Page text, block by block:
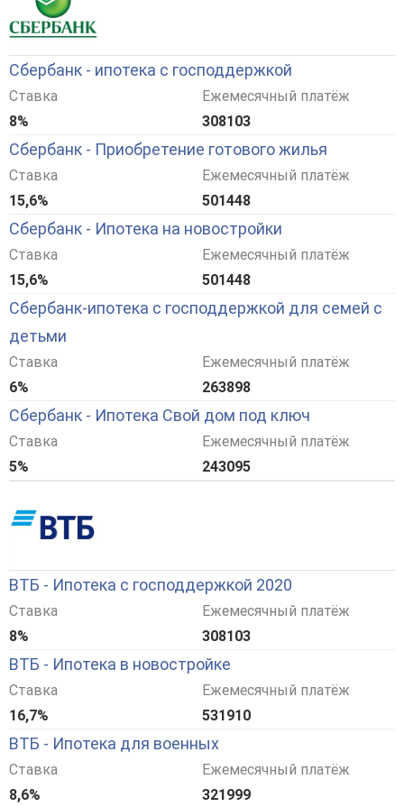
Сбербанк - ипотека с господдержкой
Ставка
8%
Ежемесячный платёж
308103
Сбербанк - Приобретение готового жилья
Ставка
15,6%
Ежемесячный платёж
501448
Сбербанк - Ипотека на новостройки
Ставка
15,6%
Ежемесячный платёж
501448
Сбербанк-ипотека с господдержкой для семей с
детьми
Ставка
6%
Ежемесячный платёж
263898
Сбербанк - Ипотека Свой дом под ключ
Ставка
5%
Ежемесячный платёж
243095
ВТБ - Ипотека с господдержкой 2020
Ставка
8%
Ежемесячный платёж
308103
ВТБ - Ипотека в новостройке
Ставка
16,7%
Ежемесячный платёж
531910
ВТБ - Ипотека для военных
Ставка
8,6%
Ежемесячный платёж
321999